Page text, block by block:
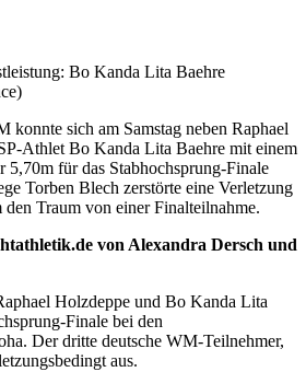
Bo Kanda Lita Baehre
sich am Samstag neben Raphael
Athlet Bo Kanda Lita Baehre mit einem
5,70m für das Stabhochsprung-Finale
Torben Blech zerstörte eine Verletzung
Traum von einer Finalteilnahme.
von Alexandra Dersch und
Holzdeppe und Bo Kanda Lita
Finale bei den
Der dritte deutsche WM-Teilnehmer,
aus.